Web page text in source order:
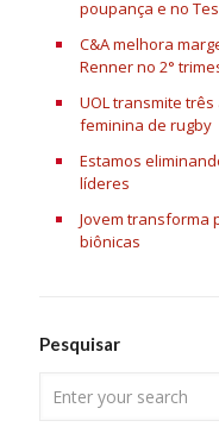
poupança e no
C&A melhora
Renner no 2°
UOL transmite
feminina de rugby
Estamos
líderes
Jovem transforma
biônicas
Pesquisar